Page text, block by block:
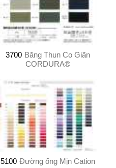
3700 Băng Thun Co Giãn
CORDURA®︎
5100 Đường ống Mịn Cation